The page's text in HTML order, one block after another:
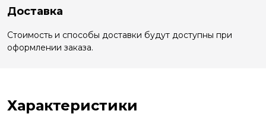
Доставка
Стоимость и способы доставки будут доступны при
оформлении заказа.
Характеристики